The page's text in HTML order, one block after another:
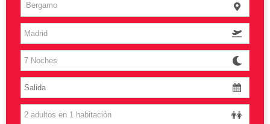
Vuelos
Islas
Caribe
Grandes Viajes
Bergamo